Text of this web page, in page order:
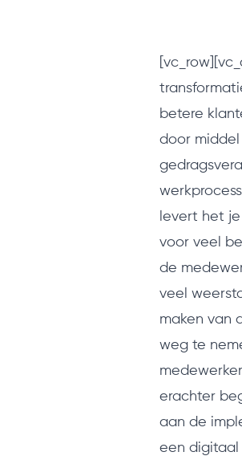
betere
door
levert het
voor veel
de
veel
maken van
weg te
erachter
aan de
een